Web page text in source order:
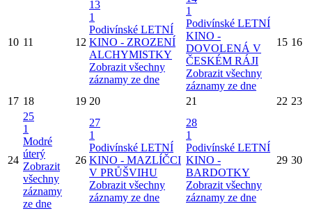
10 11 12
13
1
Podivínské LETNÍ
KINO - ZROZENÍ
ALCHYMISTKY
Zobrazit všechny
záznamy ze dne
1
Podivínské LETNÍ
KINO -
DOVOLENÁ V
ČESKÉM RÁJI
Zobrazit všechny
záznamy ze dne
15 16
17 18 19 20 21 22 23
24
25
1
Modré
úterý
Zobrazit
všechny
záznamy
ze dne
26
27
1
Podivínské LETNÍ
KINO - MAZLÍČCI
V PRŮŠVIHU
Zobrazit všechny
záznamy ze dne
28
1
Podivínské LETNÍ
KINO -
BARDOTKY
Zobrazit všechny
záznamy ze dne
29 30